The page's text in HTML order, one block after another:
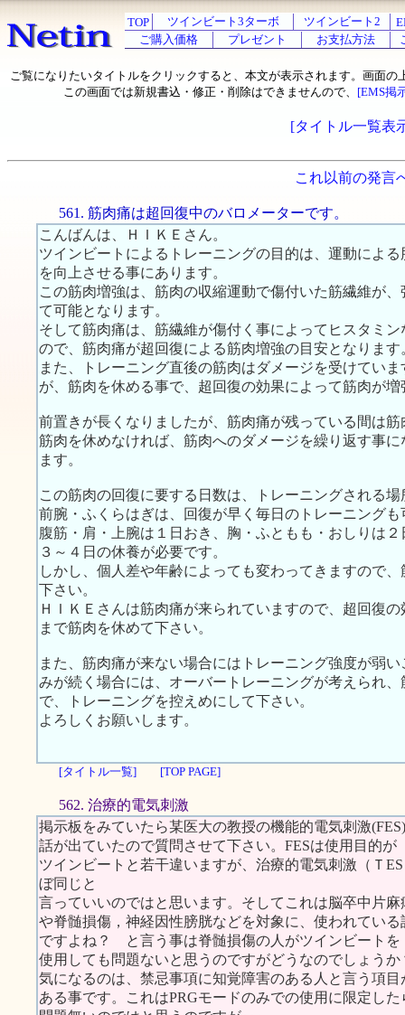
TOP ツインビート3ターボ ツインビート2
ご購入価格
プレゼント お支払方法
ご覧になりたいタイトルをクリックすると、本文が表示されます。画面の
この画面では新規書込・修正・削除はできませんので、 [EMS掲
[タイトル一覧表
これ以前の発言
561. 筋肉痛は超回復中のバロメーターです。
こんばんは、ＨＩＫＥさん。
ツインビートによるトレーニングの目的は、運動によ
を向上させる事にあります。
この筋肉増強は、筋肉の収縮運動で傷付いた筋繊維が
て可能となります。
そして筋肉痛は、筋繊維が傷付く事によってヒスタミ
ので、筋肉痛が超回復による筋肉増強の目安となります
また、トレーニング直後の筋肉はダメージを受けてい
が、筋肉を休める事で、超回復の効果によって筋肉が増
前置きが長くなりましたが、筋肉痛が残っている間は
筋肉を休めなければ、筋肉へのダメージを繰り返す事
ます。
この筋肉の回復に要する日数は、トレーニングされる
前腕・ふくらはぎは、回復が早く毎日のトレーニングも
腹筋・肩・上腕は１日おき、胸・ふともも・おしりは
３～４日の休養が必要です。
しかし、個人差や年齢によっても変わってきますので
下さい。
ＨＩＫＥさんは筋肉痛が来られていますので、超回復
まで筋肉を休めて下さい。
また、筋肉痛が来ない場合にはトレーニング強度が弱
みが続く場合には、オーバートレーニングが考えられ
で、トレーニングを控えめにして下さい。
よろしくお願いします。
[タイトル一覧] [TOP PAGE]
562. 治療的電気刺激
掲示板をみていたら某医大の教授の機能的電気刺激
話が出ていたので質問させて下さい。FESは使用目的が
ツインビートと若干違いますが、治療的電気刺激（Ｔ
ぼ同じと
言っていいのではと思います。そしてこれは脳卒中片麻
や脊髄損傷，神経因性膀胱などを対象に、使われている
ですよね？ と言う事は脊髄損傷の人がツインビートを
使用しても問題ないと思うのですがどうなのでしょうか
気になるのは、禁忌事項に知覚障害のある人と言う項目
ある事です。これはPRGモードのみでの使用に限定した